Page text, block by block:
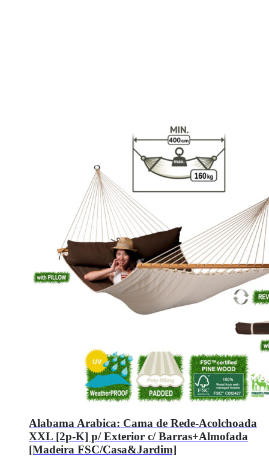
Alabama Arabica: Cama de Rede-Acolchoada
XXL [2p-K] p/ Exterior c/ Barras+Almofada
[Madeira FSC/Casa&Jardim]